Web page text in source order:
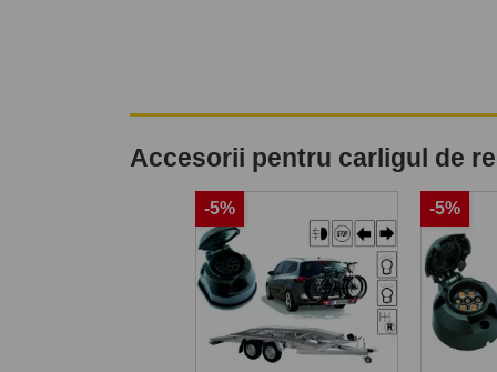
Accesorii pentru carligul de
-5% -5%